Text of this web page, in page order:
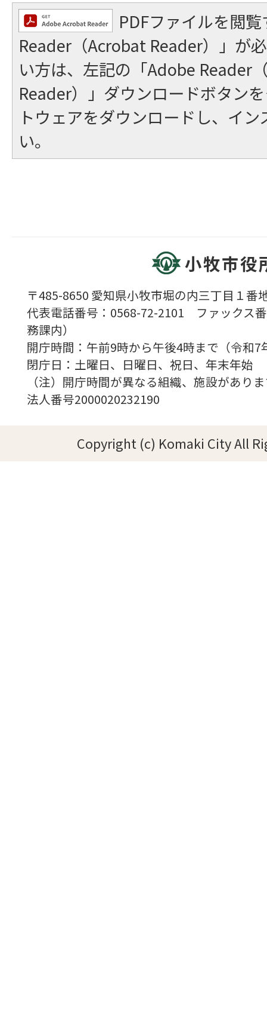
PDFファイルを閲
Reader（Acrobat Reader）」が
い方は、左記の「Adobe Reader
Reader）」ダウンロードボタン
トウェアをダウンロードし、イ
い。
小牧市役
〒485-8650 愛知県小牧市堀の内三丁目１番
代表電話番号：0568-72-2101 ファックス
務課内）
開庁時間：午前9時から午後4時まで（令
閉庁日：土曜日、日曜日、祝日、年末年始
（注）開庁時間が異なる組織、施設があり
法人番号2000020232190
Copyright (c) Komaki City All